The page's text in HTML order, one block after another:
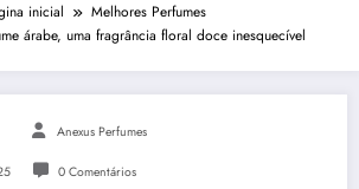
inicial
Melhores Perfumes
árabe, uma fragrância floral doce inesquecível
Anexus Perfumes
0 Comentários